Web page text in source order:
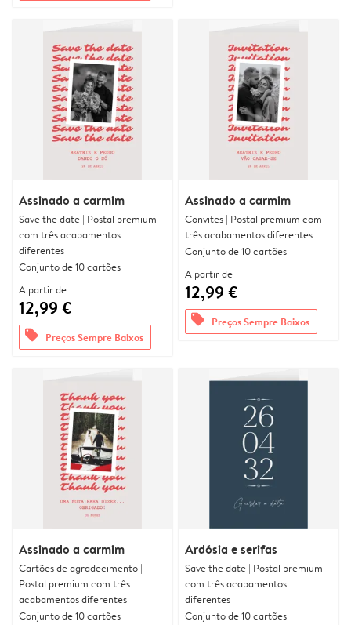
Assinado a carmim
Save the date | Postal premium
com três acabamentos
diferentes
Conjunto de 10 cartões
A partir de
12,99 €
offers Preços Sempre Baixos
Assinado a carmim
Convites | Postal premium com
três acabamentos diferentes
Conjunto de 10 cartões
A partir de
12,99 €
offers Preços Sempre Baixos
Assinado a carmim
Cartões de agradecimento |
Postal premium com três
acabamentos diferentes
Conjunto de 10 cartões
Ardósia e serifas
Save the date | Postal premium
com três acabamentos
diferentes
Conjunto de 10 cartões